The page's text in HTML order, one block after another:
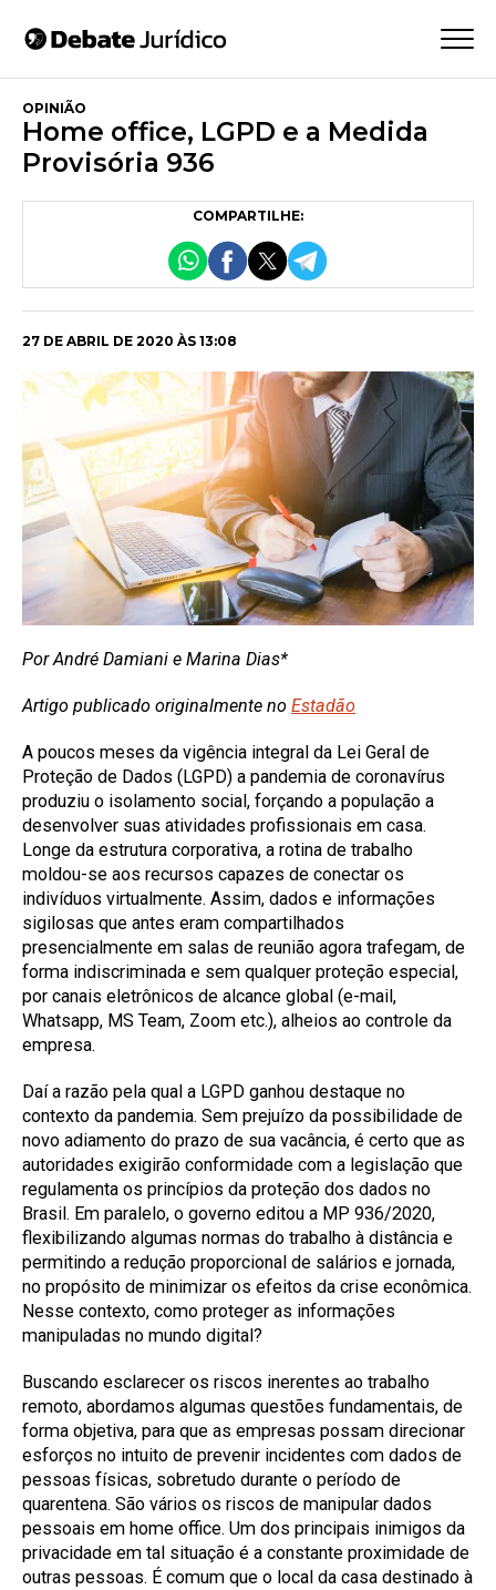
OPINIÃO
Home office, LGPD e a Medida
Provisória 936
COMPARTILHE:
27 DE ABRIL DE 2020 ÀS 13:08
Por André Damiani e Marina Dias*
Artigo publicado originalmente no Estadão
A poucos meses da vigência integral da Lei Geral de
Proteção de Dados (LGPD) a pandemia de coronavírus
produziu o isolamento social, forçando a população a
desenvolver suas atividades profissionais em casa.
Longe da estrutura corporativa, a rotina de trabalho
moldou-se aos recursos capazes de conectar os
indivíduos virtualmente. Assim, dados e informações
sigilosas que antes eram compartilhados
presencialmente em salas de reunião agora trafegam, de
forma indiscriminada e sem qualquer proteção especial,
por canais eletrônicos de alcance global (e-mail,
Whatsapp, MS Team, Zoom etc.), alheios ao controle da
empresa.
Daí a razão pela qual a LGPD ganhou destaque no
contexto da pandemia. Sem prejuízo da possibilidade de
novo adiamento do prazo de sua vacância, é certo que as
autoridades exigirão conformidade com a legislação que
regulamenta os princípios da proteção dos dados no
Brasil. Em paralelo, o governo editou a MP 936/2020,
flexibilizando algumas normas do trabalho à distância e
permitindo a redução proporcional de salários e jornada,
no propósito de minimizar os efeitos da crise econômica.
Nesse contexto, como proteger as informações
manipuladas no mundo digital?
Buscando esclarecer os riscos inerentes ao trabalho
remoto, abordamos algumas questões fundamentais, de
forma objetiva, para que as empresas possam direcionar
esforços no intuito de prevenir incidentes com dados de
pessoas físicas, sobretudo durante o período de
quarentena. São vários os riscos de manipular dados
pessoais em home office. Um dos principais inimigos da
privacidade em tal situação é a constante proximidade de
outras pessoas. É comum que o local da casa destinado à